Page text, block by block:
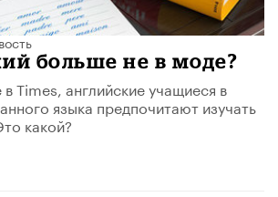
больше не в моде?
Times, английские учащиеся в
языка предпочитают изучать
какой?